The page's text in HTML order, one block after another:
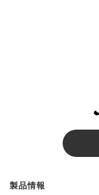
製品情報